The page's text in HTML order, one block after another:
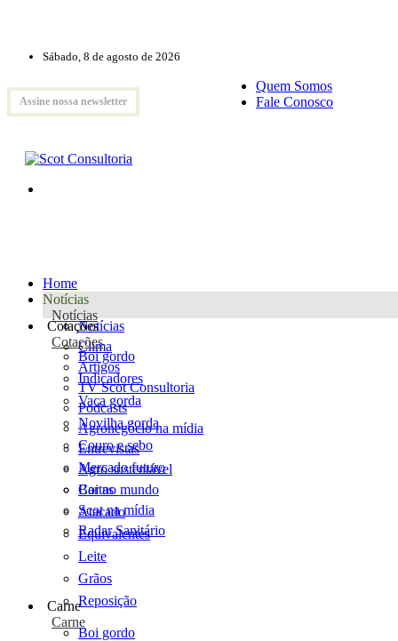
Sábado, 8 de agosto de 2026
Assine nossa newsletter
Quem Somos
Fale Conosco
Home
Notícias
Notícias
Notícias
Clima
Artigos
TV Scot Consultoria
Podcasts
Agronegócio na mídia
Entrevistas
Agro sustentável
Cartas
Scot na mídia
Radar Sanitário
Cotações
Cotações
Boi gordo
Indicadores
Vaca gorda
Novilha gorda
Couro e sebo
Mercado futuro
Boi no mundo
Atacado
Equivalentes
Leite
Grãos
Reposição
Carne
Carne
Boi gordo